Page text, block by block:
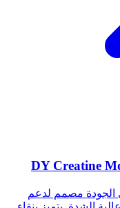
DY Creatine
الجودة مصمم لدعم